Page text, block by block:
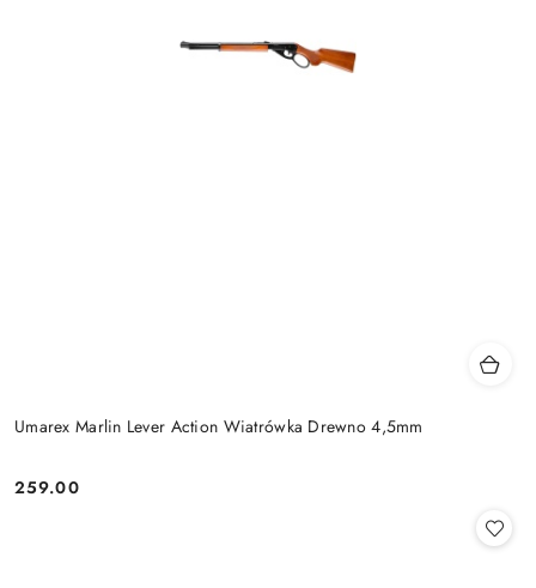
Umarex Marlin Lever Action Wiatrówka Drewno 4,5mm
Cena:
259.00